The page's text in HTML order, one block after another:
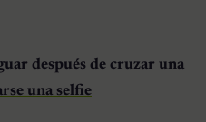
después de cruzar una
una selfie